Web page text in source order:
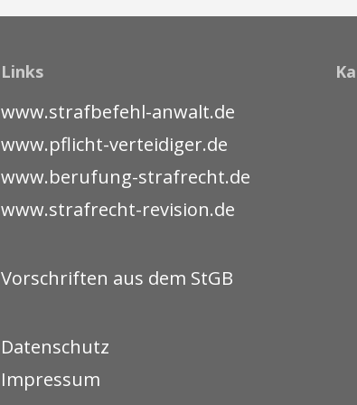
Links
www.strafbefehl-anwalt.de
www.pflicht-verteidiger.de
www.berufung-strafrecht.de
www.strafrecht-revision.de
Vorschriften aus dem StGB
Datenschutz
Impressum